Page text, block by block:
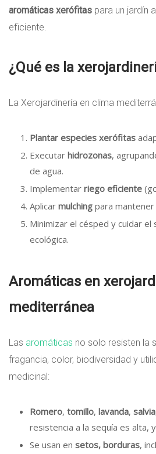
aromáticas xerófitas para un jardín
eficiente.
¿Qué es la
La Xerojardinería en clima
Plantar especies xerófitas
Executar hidrozonas,
de agua.
Implementar riego eficiente
Aplicar mulching para mantener
Minimizar el césped y cuidar el
ecológica.
Aromáticas en
mediterránea
Las aromáticas no solo resisten la
fragancia, color, biodiversidad y
medicinal:
Romero, tomillo, lavanda, salvia
resistencia a la sequía es alta,
Se usan en setos, borduras,